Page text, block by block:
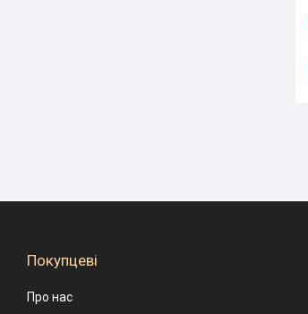
Покупцеві
Про нас